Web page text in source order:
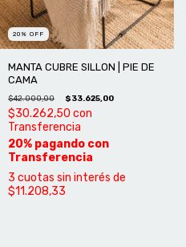
20 % OFF
MANTA CUBRE SILLON | PIE DE
CAMA
$42.000,00 $33.625,00
$30.262,50 con
Transferencia
3 cuotas sin interés de
$11.208,33